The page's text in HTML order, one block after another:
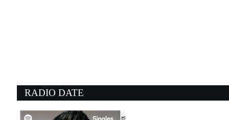
03:30:38
THE BLACK MOODS
RADIO DATE